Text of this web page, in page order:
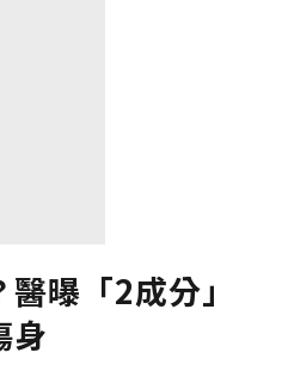
曝「2成分」
身